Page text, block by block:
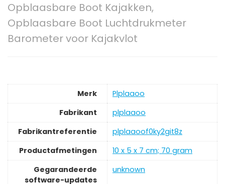
Opblaasbare Boot Kajakken,
Opblaasbare Boot Luchtdrukmeter
Barometer voor Kajakvlot
Merk
‎Plplaaoo
Fabrikant
‎plplaaoo
Fabrikantreferentie
‎plplaaoof0ky2git8z
Productafmetingen
‎10 x 5 x 7 cm; 70 gram
Gegarandeerde
software-updates
‎unknown